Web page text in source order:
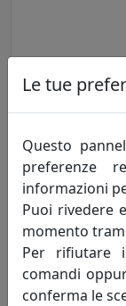
LAMPADA DA
Ottaviani
sconto
7%
Le tue
Questo
preferenze
informazioni
Puoi rivedere
momento
Per rifiutare
comandi
conferma le